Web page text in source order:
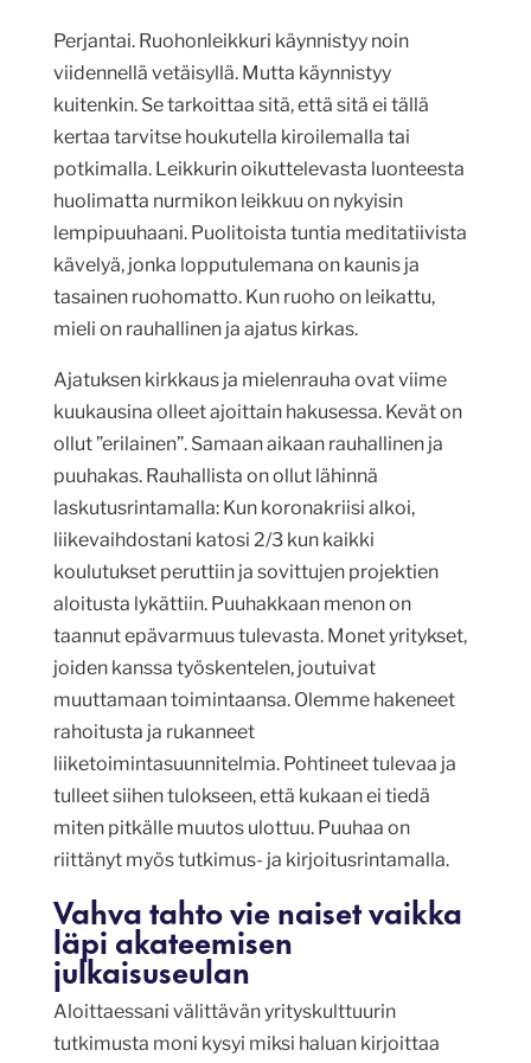
Perjantai. Ruohonleikkuri käynnistyy noin
viidennellä vetäisyllä. Mutta käynnistyy
kuitenkin. Se tarkoittaa sitä, että sitä ei tällä
kertaa tarvitse houkutella kiroilemalla tai
potkimalla. Leikkurin oikuttelevasta luonteesta
huolimatta nurmikon leikkuu on nykyisin
lempipuuhaani. Puolitoista tuntia meditatiivista
kävelyä, jonka lopputulemana on kaunis ja
tasainen ruohomatto. Kun ruoho on leikattu,
mieli on rauhallinen ja ajatus kirkas.
Ajatuksen kirkkaus ja mielenrauha ovat viime
kuukausina olleet ajoittain hakusessa. Kevät on
ollut ”erilainen”. Samaan aikaan rauhallinen ja
puuhakas. Rauhallista on ollut lähinnä
laskutusrintamalla: Kun koronakriisi alkoi,
liikevaihdostani katosi 2/3 kun kaikki
koulutukset peruttiin ja sovittujen projektien
aloitusta lykättiin. Puuhakkaan menon on
taannut epävarmuus tulevasta. Monet yritykset,
joiden kanssa työskentelen, joutuivat
muuttamaan toimintaansa. Olemme hakeneet
rahoitusta ja rukanneet
liiketoimintasuunnitelmia. Pohtineet tulevaa ja
tulleet siihen tulokseen, että kukaan ei tiedä
miten pitkälle muutos ulottuu. Puuhaa on
riittänyt myös tutkimus- ja kirjoitusrintamalla.
Vahva tahto vie naiset vaikka
läpi akateemisen
julkaisuseulan
Aloittaessani välittävän yrityskulttuurin
tutkimusta moni kysyi miksi haluan kirjoittaa